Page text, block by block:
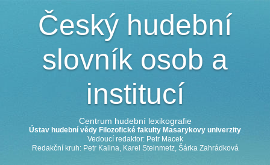
Český hudební
slovník osob a
institucí
Centrum hudební lexikografie
Ústav hudební vědy Filozofické fakulty Masarykovy univerzity
Vedoucí redaktor: Petr Macek
Redakční kruh: Petr Kalina, Karel Steinmetz, Šárka Zahrádková